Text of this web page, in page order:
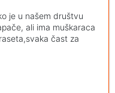
je u našem društvu
ali ima muškaraca
čast za